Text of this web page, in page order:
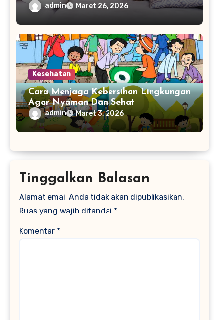
admin Maret 26, 2026
Kesehatan
Cara Menjaga Kebersihan Lingkungan
Agar Nyaman Dan Sehat
admin Maret 3, 2026
Tinggalkan Balasan
Alamat email Anda tidak akan dipublikasikan.
Ruas yang wajib ditandai *
Komentar *